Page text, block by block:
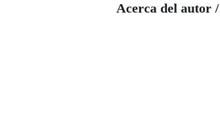
Acerca del autor /